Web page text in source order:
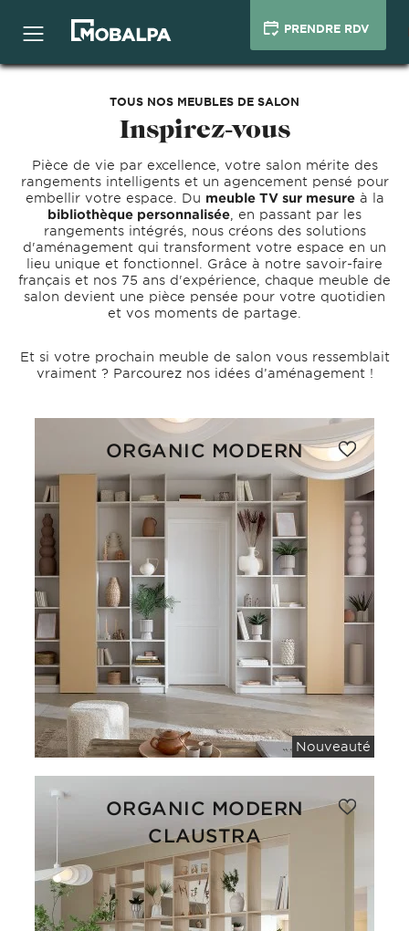
PRENDRE RDV
TOUS NOS MEUBLES DE SALON
Inspirez-vous
Pièce de vie par excellence, votre salon mérite des
rangements intelligents et un agencement pensé pour
embellir votre espace. Du meuble TV sur mesureà la
bibliothèque personnalisée , en passant par les
rangements intégrés, nous créons des solutions
d'aménagement qui transforment votre espace en un
lieu unique et fonctionnel. Grâce à notre savoir-faire
français et nos 75 ans d'expérience, chaque meuble de
salon devient une pièce pensée pour votre quotidien
et vos moments de partage.
Et si votre prochain meuble de salon vous ressemblait
vraiment ? Parcourez nos idées d’aménagement !
ORGANIC MODERN
Nouveauté
ORGANIC MODERN
CLAUSTRA